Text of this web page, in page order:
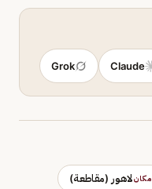
Claude
Grok
مكانلاهور (مقاطعة)